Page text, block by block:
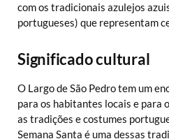
com os tradicionais azulejos
portugueses) que representam
Significado cultural
O Largo de São Pedro tem um
para os habitantes locais e para
as tradições e costumes
Semana Santa é uma dessas